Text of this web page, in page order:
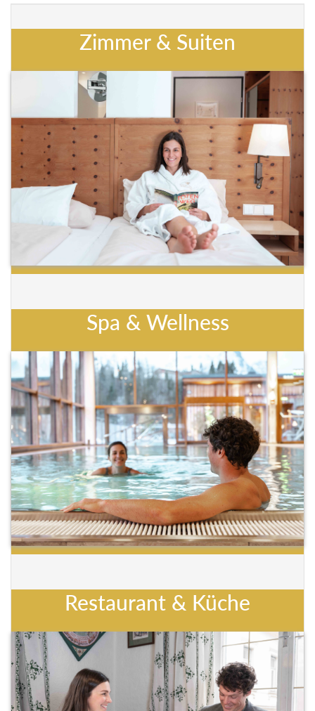
Zimmer & Suiten
Spa & Wellness
Restaurant & Küche